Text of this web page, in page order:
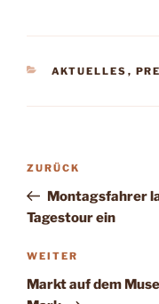
KATEGORIEN
AKTUELLES ,
Vorheriger
Beitrag
ZURÜCK
Montagsfahrer
Tagestour ein
Nächster
Beitrag
WEITER
Markt auf dem